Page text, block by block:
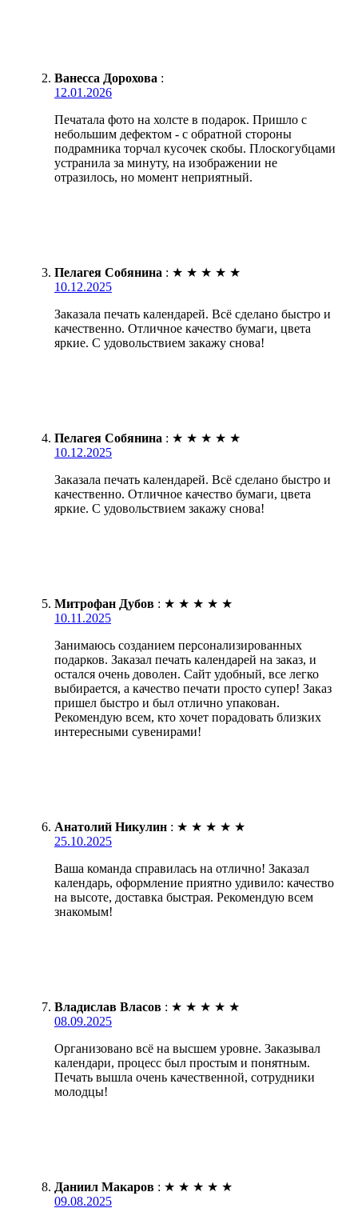
Ванесса Дорохова :
12.01.2026
Печатала фото на холсте в подарок. Пришло с
небольшим дефектом - с обратной стороны
подрамника торчал кусочек скобы. Плоскогубцами
устранила за минуту, на изображении не
отразилось, но момент неприятный.
Пелагея Собянина : ★ ★ ★ ★ ★
10.12.2025
Заказала печать календарей. Всё сделано быстро и
качественно. Отличное качество бумаги, цвета
яркие. С удовольствием закажу снова!
Пелагея Собянина : ★ ★ ★ ★ ★
10.12.2025
Заказала печать календарей. Всё сделано быстро и
качественно. Отличное качество бумаги, цвета
яркие. С удовольствием закажу снова!
Митрофан Дубов : ★ ★ ★ ★ ★
10.11.2025
Занимаюсь созданием персонализированных
подарков. Заказал печать календарей на заказ, и
остался очень доволен. Сайт удобный, все легко
выбирается, а качество печати просто супер! Заказ
пришел быстро и был отлично упакован.
Рекомендую всем, кто хочет порадовать близких
интересными сувенирами!
Анатолий Никулин : ★ ★ ★ ★ ★
25.10.2025
Ваша команда справилась на отлично! Заказал
календарь, оформление приятно удивило: качество
на высоте, доставка быстрая. Рекомендую всем
знакомым!
Владислав Власов : ★ ★ ★ ★ ★
08.09.2025
Организовано всё на высшем уровне. Заказывал
календари, процесс был простым и понятным.
Печать вышла очень качественной, сотрудники
молодцы!
Даниил Макаров : ★ ★ ★ ★ ★
09.08.2025